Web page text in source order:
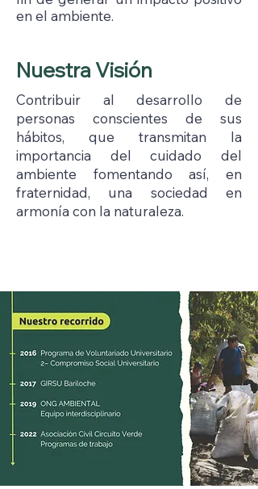
en el ambiente.
Nuestra Visión
Contribuir al desarrollo de
personas conscientes de sus
hábitos, que transmitan la
importancia del cuidado del
ambiente fomentando así, en
fraternidad, una sociedad en
armonía con la naturaleza.